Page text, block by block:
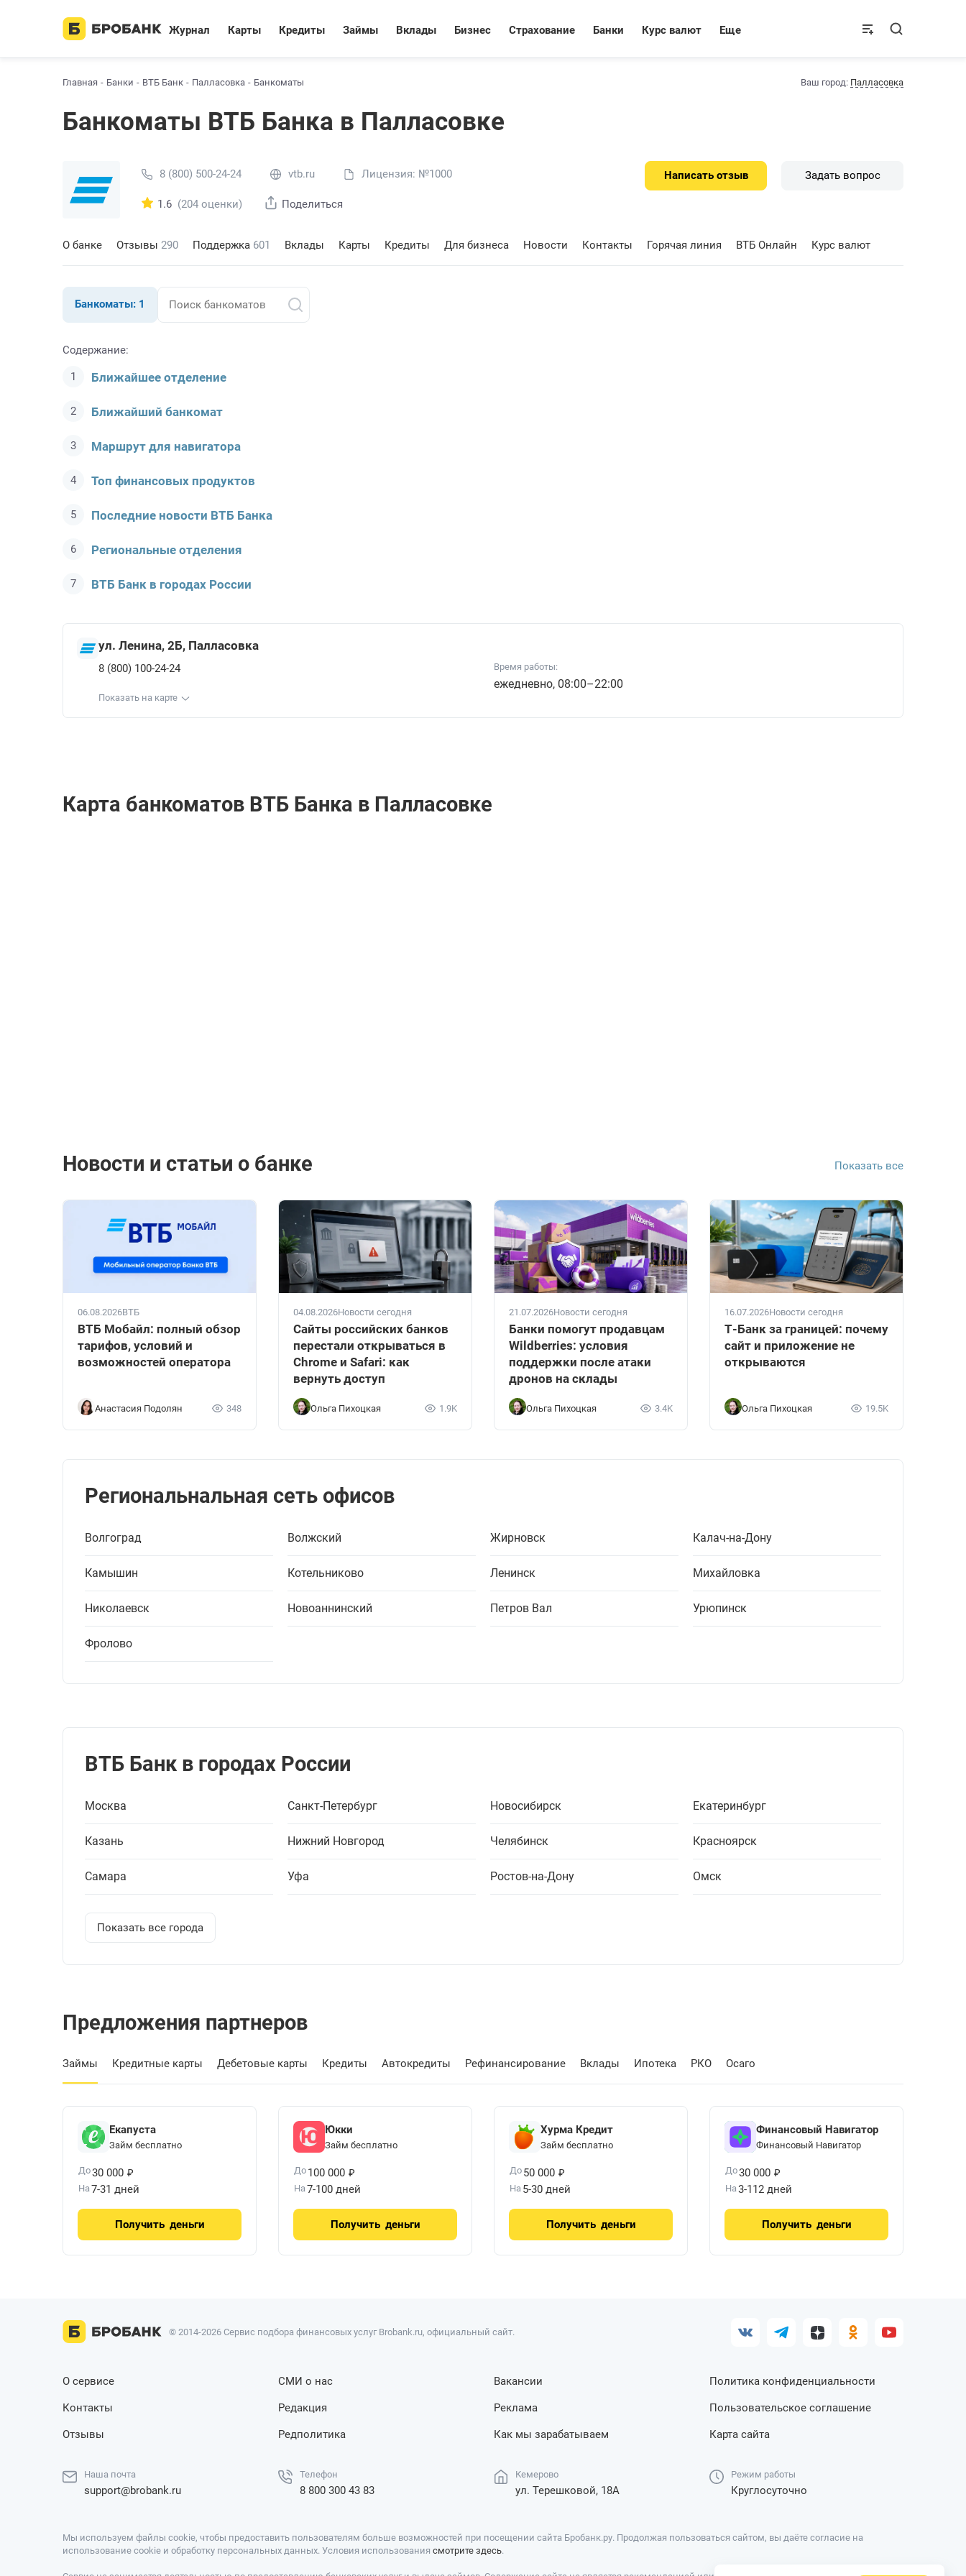
Журнал Карты Кредиты Займы Вклады Бизнес Страхование Банки Курс валют Еще
Главная Банки ВТБ Банк Палласовка Банкоматы Ваш город: Палласовка
Банкоматы ВТБ Банкa в Палласовке
8 (800) 500-24-24 vtb.ru Лицензия: №1000
1.6 (204 оценки) Поделиться
Написать отзыв Задать вопрос
О банке Отзывы 290 Поддержка 601 Вклады Карты Кредиты Для бизнеса Новости Контакты Горячая линия ВТБ Онлайн Курс валют
Банкоматы: 1
Содержание:
Ближайшее отделение
Ближайший банкомат
Маршрут для навигатора
Топ финансовых продуктов
Последние новости ВТБ Банкa
Региональные отделения
ВТБ Банк в городах России
ул. Ленина, 2Б, Палласовка
8 (800) 100-24-24 Время работы:
ежедневно, 08:00–22:00
Показать на карте
Карта банкоматов ВТБ Банкa в Палласовке
Новости и статьи о банке Показать все
06.08.2026ВТБ
ВТБ Мобайл: полный обзор
тарифов, условий и
возможностей оператора
Анастасия Подолян 348
04.08.2026Новости сегодня
Сайты российских банков
перестали открываться в
Chrome и Safari: как
вернуть доступ
Ольга Пихоцкая 1.9K
21.07.2026Новости сегодня
Банки помогут продавцам
Wildberries: условия
поддержки после атаки
дронов на склады
Ольга Пихоцкая 3.4K
16.07.2026Новости сегодня
Т-Банк за границей: почему
сайт и приложение не
открываются
Ольга Пихоцкая 19.5K
Региональнальная сеть офисов
Волгоград Волжский Жирновск Калач-на-Дону
Камышин Котельниково Ленинск Михайловка
Николаевск Новоаннинский Петров Вал Урюпинск
Фролово
ВТБ Банк в городах России
Москва Санкт-Петербург Новосибирск Екатеринбург
Казань Нижний Новгород Челябинск Красноярск
Самара Уфа Ростов-на-Дону Омск
Показать все города
Предложения партнеров
Займы Кредитные карты Дебетовые карты Кредиты Автокредиты Рефинансирование Вклады Ипотека РКО Осаго
Екапуста
Займ бесплатно
До30 000 ₽
На7-31 дней
Получить деньги
Юкки
Займ бесплатно
До 100 000 ₽
На7-100 дней
Получить деньги
Хурма Кредит
Займ бесплатно
До 50 000 ₽
На 5-30 дней
Получить деньги
Финансовый Навигатор
Финансовый Навигатор
До30 000 ₽
На3-112 дней
Получить деньги
© 2014-2026 Сервис подбора финансовых услуг Brobank.ru, официальный сайт.
О сервисе
Контакты
Отзывы
СМИ о нас
Редакция
Редполитика
Вакансии
Реклама
Как мы зарабатываем
Политика конфиденциальности
Пользовательское соглашение
Карта сайта
Наша почта
support@brobank.ru
Телефон
8 800 300 43 83
Кемерово
ул. Терешковой, 18А
Режим работы
Круглосуточно
Мы используем файлы cookie, чтобы предоставить пользователям больше возможностей при посещении сайта Бробанк.ру. Продолжая пользоваться сайтом, вы даёте согласие на
использование cookie и обработку персональных данных. Условия использования смотрите здесь.